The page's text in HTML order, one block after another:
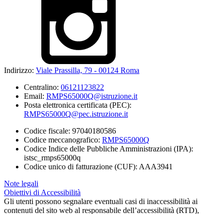
Indirizzo: Viale Prassilla, 79 - 00124 Roma
Centralino: 06121123822
Email: RMPS65000Q@istruzione.it
Posta elettronica certificata (PEC):
RMPS65000Q@pec.istruzione.it
Codice fiscale: 97040180586
Codice meccanografico: RMPS65000Q
Codice Indice delle Pubbliche Amministrazioni (IPA):
istsc_rmps65000q
Codice unico di fatturazione (CUF): AAA3941
Note legali
Obiettivi di Accessibilità
Gli utenti possono segnalare eventuali casi di inaccessibilità ai
contenuti del sito web al responsabile dell’accessibilità (RTD),